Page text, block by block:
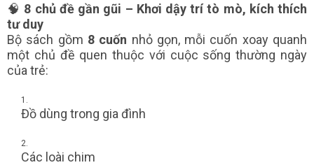
🧠 8 chủ đề gần gũi – Khơi dậy trí tò mò, kích thích
tư duy
Bộ sách gồm 8 cuốn nhỏ gọn, mỗi cuốn xoay quanh
một chủ đề quen thuộc với cuộc sống thường ngày
của trẻ:
Đồ dùng trong gia đình
Các loài chim